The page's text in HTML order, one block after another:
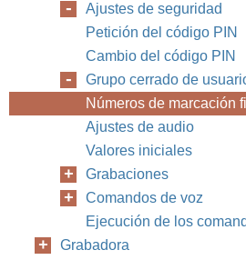
Ajustes de seguridad
Petición del código PIN
Cambio del código PIN
Grupo cerrado de
Números de marcación
Ajustes de audio
Valores iniciales
Grabaciones
Comandos de voz
Ejecución de los
Grabadora